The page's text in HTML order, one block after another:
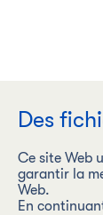
Des
Ce site Web
garantir la
Web.
En